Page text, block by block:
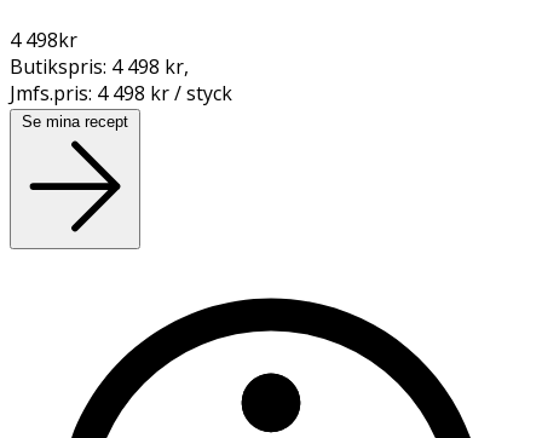
4 498kr
Butikspris: 4 498 kr,
Jmfs.pris: 4 498 kr / styck
Se mina recept